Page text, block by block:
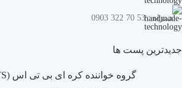
همراه : 53 70 322 0903
جدیدترین پست ها
گروه خواننده کره ای بی تی اس (BTS)